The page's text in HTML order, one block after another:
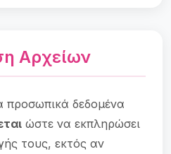
Αρχείων
προσωπικά δεδομένα
ώστε να εκπληρώσει
τους, εκτός αν